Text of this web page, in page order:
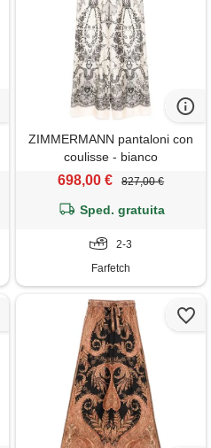
ZIMMERMANN pantaloni con
coulisse - bianco
698,00 € 827,00 €
Sped. gratuita
2-3
Farfetch